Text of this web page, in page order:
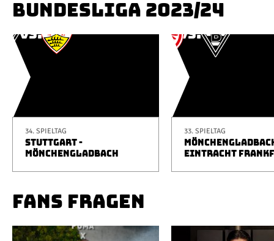
BUNDESLIGA 2023/24
34. SPIELTAG
STUTTGART -
MÖNCHENGLADBACH
33. SPIELTAG
EINTRACHT
FANS FRAGEN